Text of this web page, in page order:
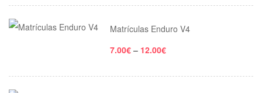
Matrículas Enduro V4
7.00€ – 12.00€